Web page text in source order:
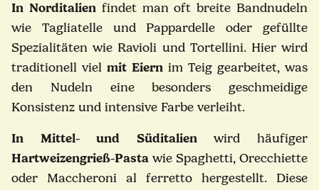
In Norditalienfindet man oft breite Bandnudeln
wie Tagliatelle und Pappardelle oder gefüllte
Spezialitäten wie Ravioli und Tortellini. Hier wird
traditionell viel mit Eiern im Teig gearbeitet, was
den Nudeln eine besonders geschmeidige
Konsistenz und intensive Farbe verleiht.
In Mittel- und Süditalienwird häufiger
Hartweizengrieß-Pasta wie Spaghetti, Orecchiette
oder Maccheroni al ferretto hergestellt. Diese